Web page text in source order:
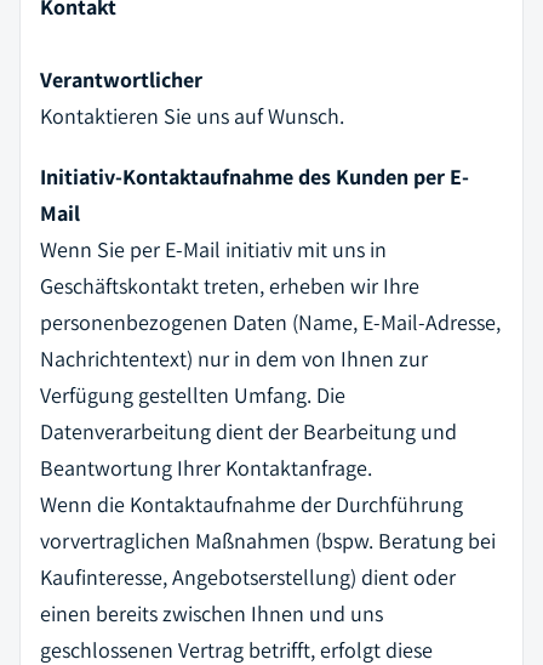
Kontakt
Verantwortlicher
Kontaktieren Sie uns auf Wunsch.
Initiativ-Kontaktaufnahme des Kunden per E-
Mail
Wenn Sie per E-Mail initiativ mit uns in
Geschäftskontakt treten, erheben wir Ihre
personenbezogenen Daten (Name, E-Mail-Adresse,
Nachrichtentext) nur in dem von Ihnen zur
Verfügung gestellten Umfang. Die
Datenverarbeitung dient der Bearbeitung und
Beantwortung Ihrer Kontaktanfrage.
Wenn die Kontaktaufnahme der Durchführung
vorvertraglichen Maßnahmen (bspw. Beratung bei
Kaufinteresse, Angebotserstellung) dient oder
einen bereits zwischen Ihnen und uns
geschlossenen Vertrag betrifft, erfolgt diese